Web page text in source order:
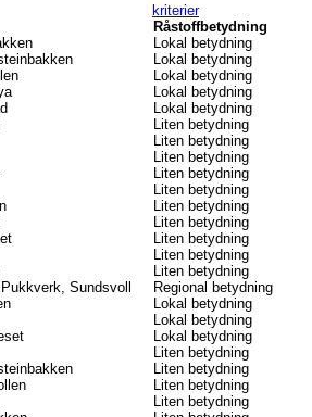
kriterier
Råstoffbetydning
Lokal betydning
Lokal betydning
Lokal betydning
Lokal betydning
Lokal betydning
Liten betydning
Liten betydning
Liten betydning
Liten betydning
Liten betydning
Liten betydning
Liten betydning
Liten betydning
Liten betydning
Liten betydning
Sundsvoll Regional betydning
Lokal betydning
Lokal betydning
Lokal betydning
Liten betydning
Liten betydning
Liten betydning
Liten betydning